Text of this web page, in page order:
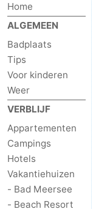
Home
ALGEMEEN
Badplaats
Tips
Voor kinderen
Weer
VERBLIJF
Appartementen
Campings
Hotels
Vakantiehuizen
- Bad Meersee
- Beach Resort